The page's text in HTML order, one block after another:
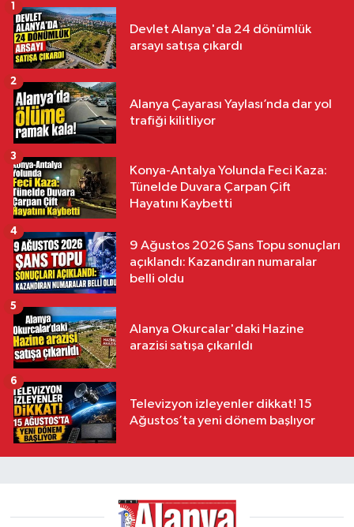
Devlet Alanya'da 24 dönümlük
arsayı satışa çıkardı
1
Alanya Çayarası Yaylası’nda dar yol
trafiği kilitliyor
2
Konya-Antalya Yolunda Feci Kaza:
Tünelde Duvara Çarpan Çift
Hayatını Kaybetti
3
9 Ağustos 2026 Şans Topu sonuçları
açıklandı: Kazandıran numaralar
belli oldu
4
Alanya Okurcalar'daki Hazine
arazisi satışa çıkarıldı
5
Televizyon izleyenler dikkat! 15
Ağustos’ta yeni dönem başlıyor
6